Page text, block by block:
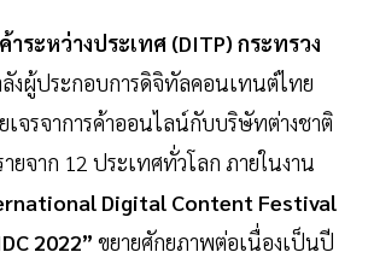
าระหว่างประเทศ (DITP) กระทรวง
งผู้ประกอบการดิจิทัลคอนเทนต์ไทย
เจรจาการค้าออนไลน์กับบริษัทต่างชาติ
ยจาก 12 ประเทศทั่วโลก ภายในงาน
Digital Content Festival
2022” ขยายศักยภาพต่อเนื่องเป็นปี